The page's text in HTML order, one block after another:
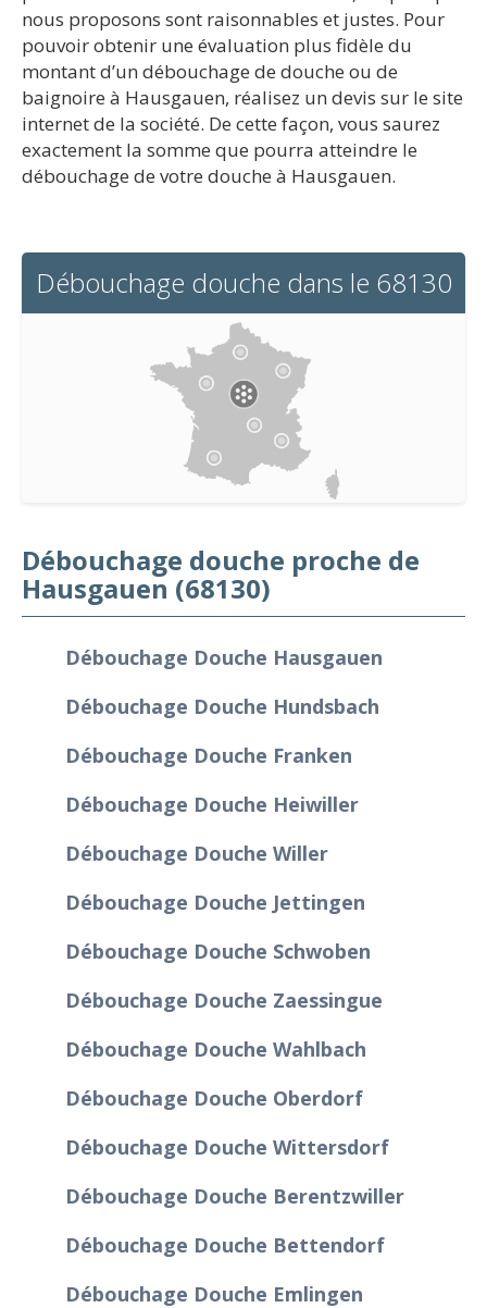
nous proposons sont raisonnables et justes. Pour
pouvoir obtenir une évaluation plus fidèle du
montant d’un débouchage de douche ou de
baignoire à Hausgauen, réalisez un devis sur le site
internet de la société. De cette façon, vous saurez
exactement la somme que pourra atteindre le
débouchage de votre douche à Hausgauen.
Débouchage douche dans le 68130
Débouchage douche proche de
Hausgauen (68130)
Débouchage Douche Hausgauen
Débouchage Douche Hundsbach
Débouchage Douche Franken
Débouchage Douche Heiwiller
Débouchage Douche Willer
Débouchage Douche Jettingen
Débouchage Douche Schwoben
Débouchage Douche Zaessingue
Débouchage Douche Wahlbach
Débouchage Douche Oberdorf
Débouchage Douche Wittersdorf
Débouchage Douche Berentzwiller
Débouchage Douche Bettendorf
Débouchage Douche Emlingen